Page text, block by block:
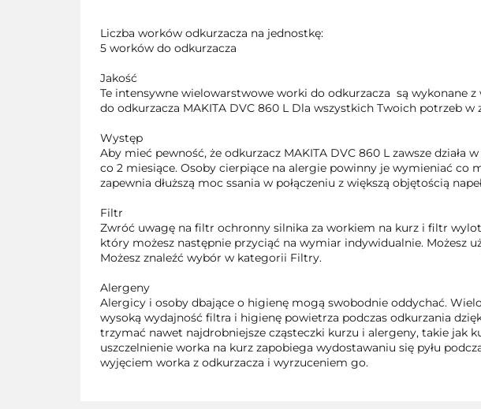
Liczba worków odkurzacza na jednostkę:
5 worków do odkurzacza
Jakość
Te intensywne wielowarstwowe worki do odkurzacza są wykonane
do odkurzacza MAKITA DVC 860 L Dla wszystkich Twoich potrzeb
Występ
Aby mieć pewność, że odkurzacz MAKITA DVC 860 L zawsze
co 2 miesiące. Osoby cierpiące na alergie powinny je wymieniać
zapewnia dłuższą moc ssania w połączeniu z większą objętością
Filtr
Zwróć uwagę na filtr ochronny silnika za workiem na kurz i filtr
który możesz następnie przyciąć na wymiar indywidualnie. Możesz
Możesz znaleźć wybór w kategorii Filtry.
Alergeny
Alergicy i osoby dbające o higienę mogą swobodnie oddychać.
wysoką wydajność filtra i higienę powietrza podczas odkurzania
trzymać nawet najdrobniejsze cząsteczki kurzu i alergeny, takie jak
uszczelnienie worka na kurz zapobiega wydostawaniu się pyłu
wyjęciem worka z odkurzacza i wyrzuceniem go.